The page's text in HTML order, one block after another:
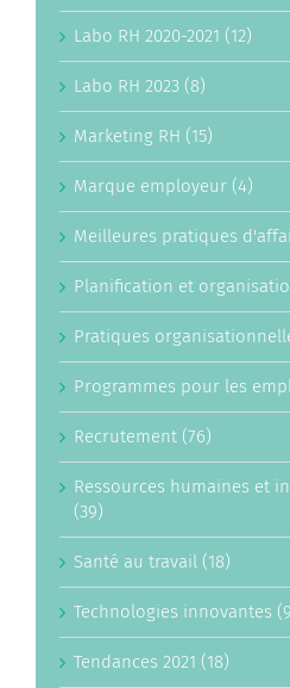
Labo RH 2020-2021 (12)
Labo RH 2023 (8)
Marketing RH (15)
Marque employeur (4)
Meilleures pratiques
Planification et
Pratiques
Programmes pour les
Recrutement (76)
Ressources humaines et
(39)
Santé au travail (18)
Technologies innovantes
Tendances 2021 (18)